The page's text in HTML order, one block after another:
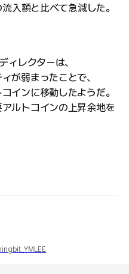
入額と比べて急減した。
ィレクターは、
が弱まったことで、
インに移動したようだ。
ルトコインの上昇余地を